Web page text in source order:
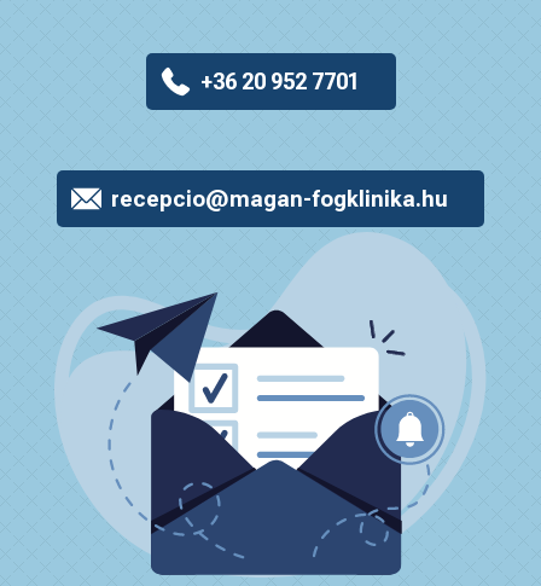
+36 20 952 7701
recepcio@magan-fogklinika.hu